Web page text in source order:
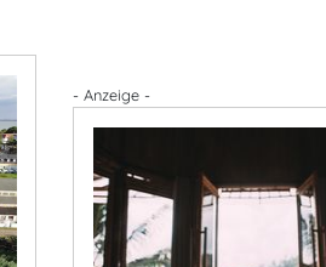
- Anzeige -